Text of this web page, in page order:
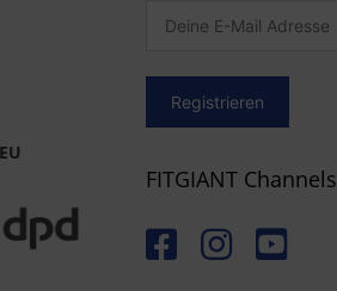
FITGIANT Channels